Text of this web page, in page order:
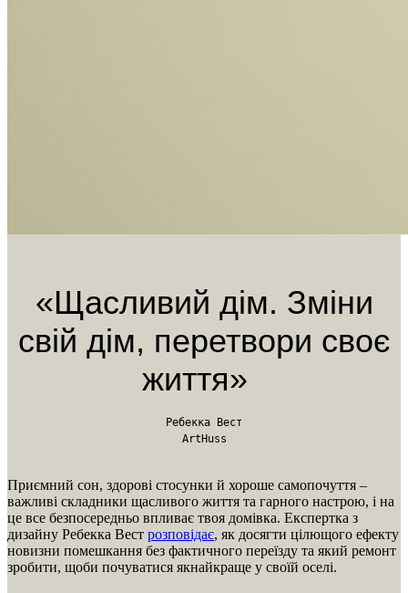
«Щасливий дім. Зміни
свій дім, перетвори своє
життя»
Ребекка Вест
ArtHuss
Приємний сон, здорові стосунки й хороше самопочуття –
важливі складники щасливого життя та гарного настрою, і на
це все безпосередньо впливає твоя домівка. Експертка з
дизайну Ребекка Вест розповідає, як досягти цілющого ефекту
новизни помешкання без фактичного переїзду та який ремонт
зробити, щоби почуватися якнайкраще у своїй оселі.